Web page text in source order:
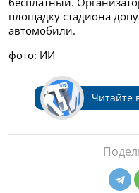
площадку стадиона
автомобили.
фото: ИИ
Читайте